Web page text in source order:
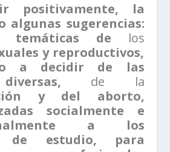
positivamente, la
algunas sugerencias:
temáticas de los
y reproductivos,
a decidir de las
de la
y del aborto,
socialmente e
a los
de estudio, para